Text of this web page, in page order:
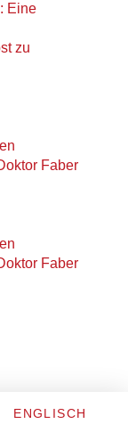
Eine
zu
Faber
Faber
ENGLISCH